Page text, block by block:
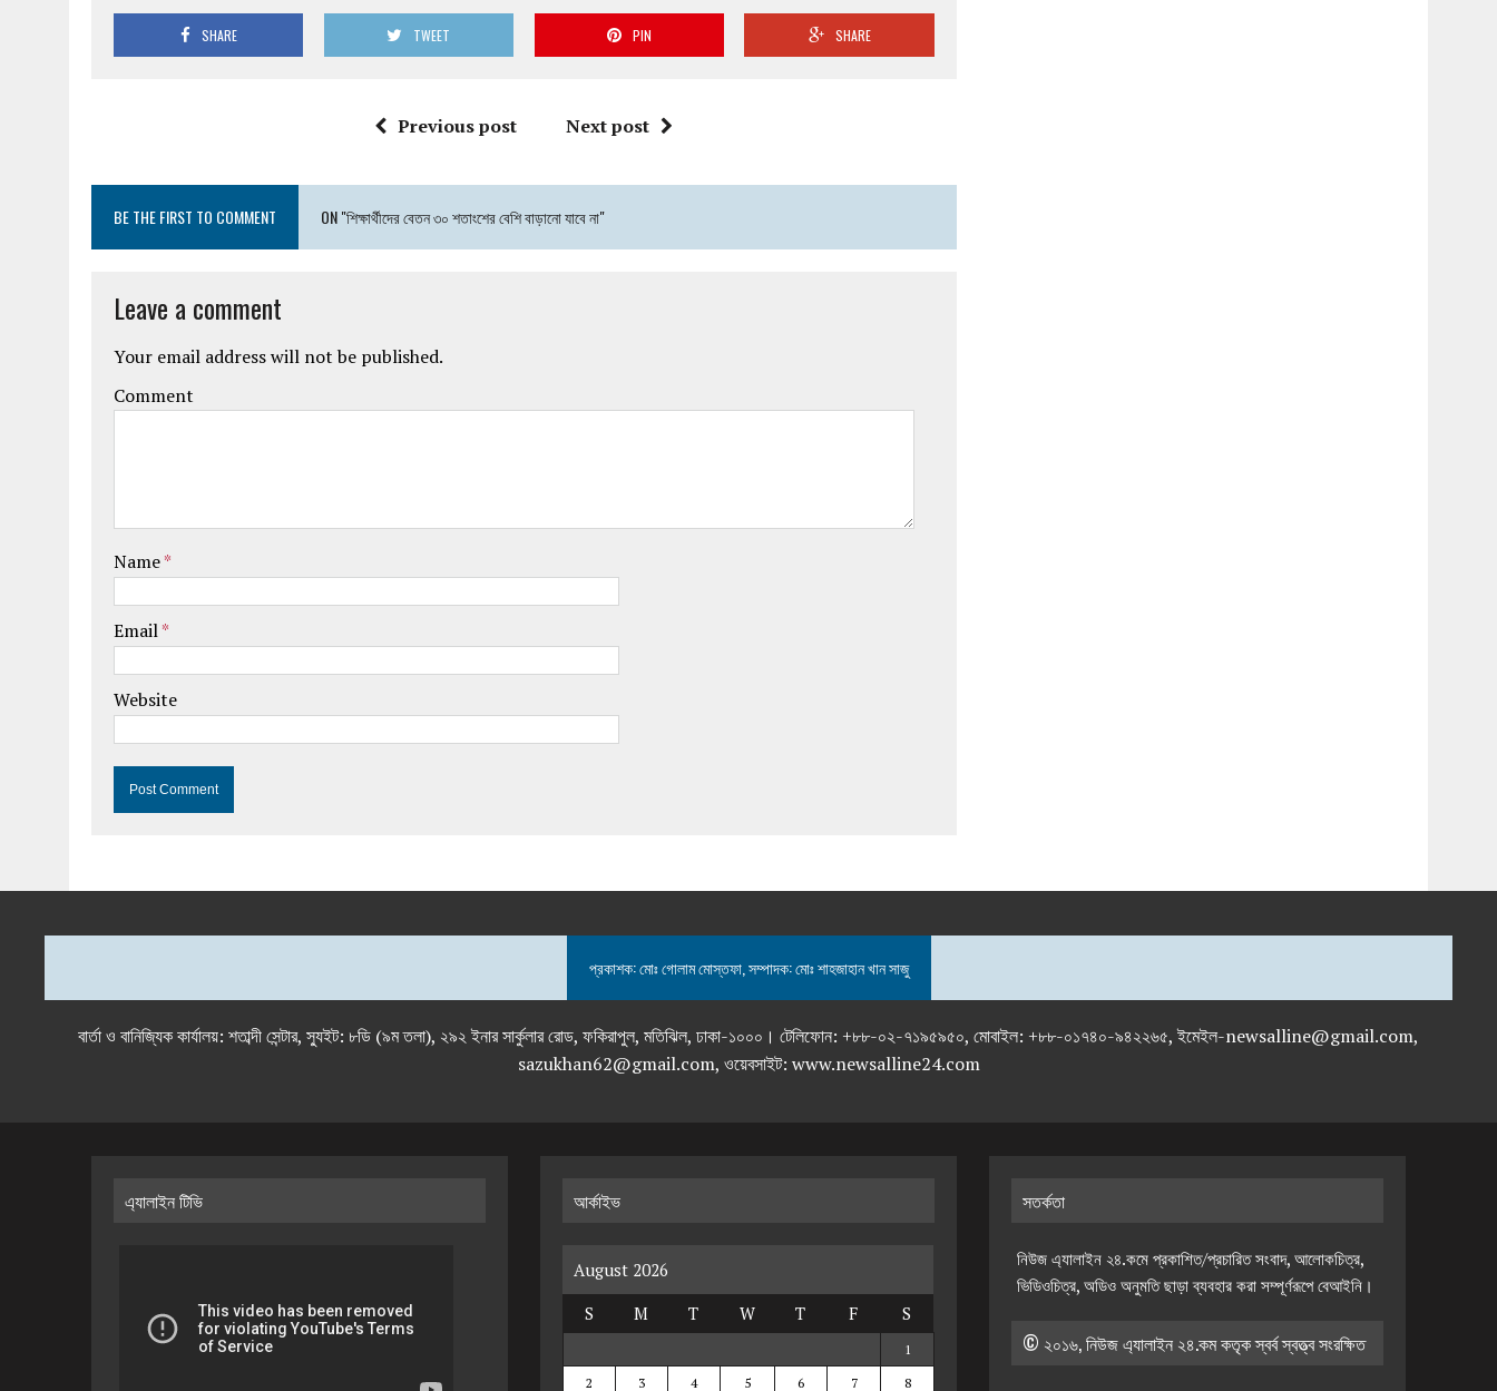
SHARE TWEET PIN SHARE
Previous post Next post
BE THE FIRST TO COMMENT ON "শিক্ষার্থীদের বেতন ৩০ শতাংশের বেশি বাড়ানো যাবে না"
Leave a comment
Your email address will not be published.
Comment
Name*
Email*
Website
প্রকাশক: মোঃ গোলাম মোস্তফা, সম্পাদক: মোঃ শাহজাহান খান সাজু
বার্তা ও বানিজ্যিক কার্যালয়: শতাব্দী সেন্টার, স্যুইট: ৮ডি (৯ম তলা), ২৯২ ইনার সার্কুলার রোড, ফকিরাপুল, মতিঝিল, ঢাকা-১০০০। টেলিফোন: +৮৮-০২-৭১৯৫৯৫০, মোবাইল: +৮৮-০১৭৪০-৯৪২২৬৫, ইমেইল-newsalline@gmail.com,
sazukhan62@gmail.com, ওয়েবসাইট: www.newsalline24.com
এ্যালাইন টিভি আর্কাইভ
August 2026
S
M T W T F S
1
2
3 4 5 6 7 8
সতর্কতা
নিউজ এ্যালাইন ২৪.কমে প্রকাশিত/প্রচারিত সংবাদ, আলোকচিত্র,
ভিডিওচিত্র, অডিও অনুমতি ছাড়া ব্যবহার করা সম্পূর্ণরূপে বেআইনি।
© ২০১৬, নিউজ এ্যালাইন ২৪.কম কতৃক স্বর্ব স্বত্ত্ব সংরক্ষিত